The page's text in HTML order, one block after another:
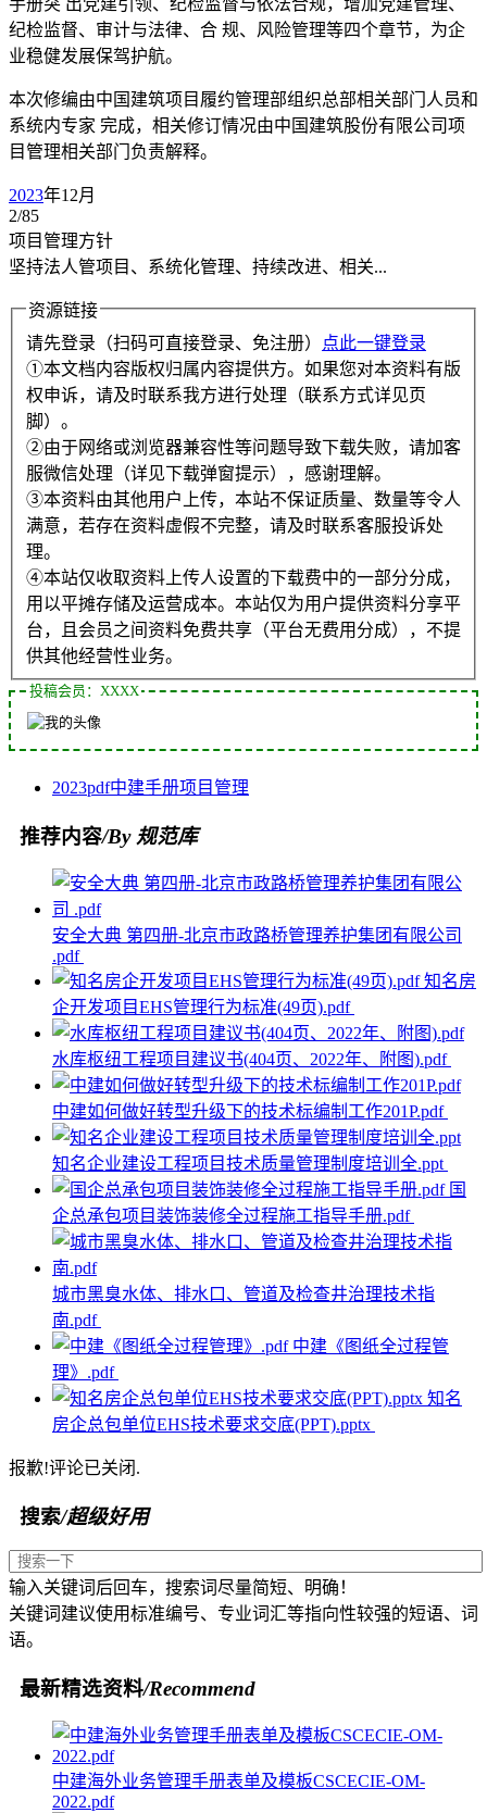
手册突 出党建引领、纪检监督与依法合规，增加党建管理、
纪检监督、审计与法律、合 规、风险管理等四个章节，为企
业稳健发展保驾护航。
本次修编由中国建筑项目履约管理部组织总部相关部门人员和
系统内专家 完成，相关修订情况由中国建筑股份有限公司项
目管理相关部门负责解释。
2023年12月
2/85
项目管理方针
坚持法人管项目、系统化管理、持续改进、相关...
资源链接
请先登录（扫码可直接登录、免注册）
点此一键登录
①本文档内容版权归属内容提供方。如果您对本资料有版
权申诉，请及时联系我方进行处理（联系方式详见页
脚）。
②由于网络或浏览器兼容性等问题导致下载失败，请加客
服微信处理（详见下载弹窗提示），感谢理解。
③本资料由其他用户上传，本站不保证质量、数量等令人
满意，若存在资料虚假不完整，请及时联系客服投诉处
理。
④本站仅收取资料上传人设置的下载费中的一部分分成，
用以平摊存储及运营成本。本站仅为用户提供资料分享平
台，且会员之间资料免费共享（平台无费用分成），不提
供其他经营性业务。
投稿会员：XXXX
2023pdf中建手册项目管理
推荐内容/By 规范库
安全大典 第四册-北京市政路桥管理养护集团有限公司
.pdf
知名房
企开发项目EHS管理行为标准(49页).pdf
水库枢纽工程项目建议书(404页、2022年、附图).pdf
中建如何做好转型升级下的技术标编制工作201P.pdf
知名企业建设工程项目技术质量管理制度培训全.ppt
国
企总承包项目装饰装修全过程施工指导手册.pdf
城市黑臭水体、排水口、管道及检查井治理技术指
南.pdf
中建《图纸全过程管
理》.pdf
知名
房企总包单位EHS技术要求交底(PPT).pptx
报歉!评论已关闭.
搜索/超级好用
输入关键词后回车，搜索词尽量简短、明确！
关键词建议使用标准编号、专业词汇等指向性较强的短语、词
语。
最新精选资料/Recommend
中建海外业务管理手册表单及模板CSCECIE-OM-
2022.pdf